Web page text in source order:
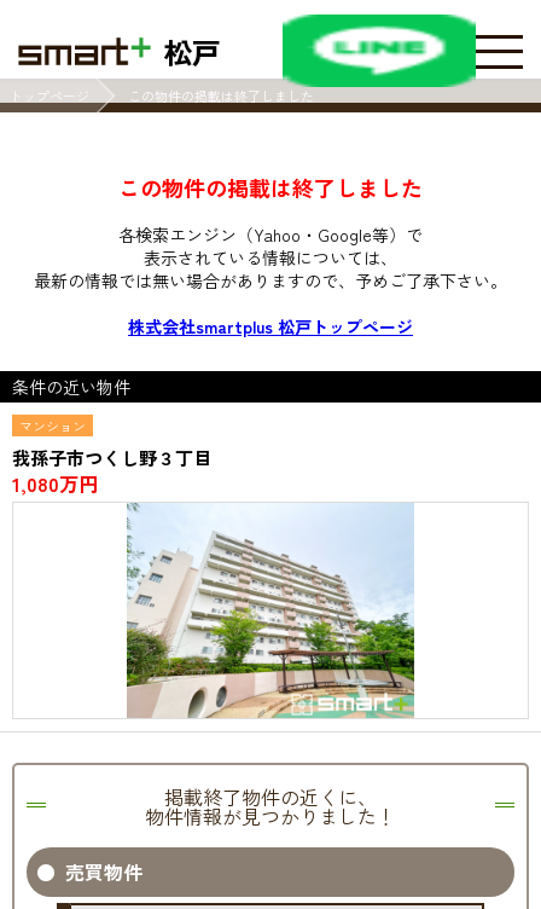
松戸
トップページ この物件の掲載は終了しました
この物件の掲載は終了しました
各検索エンジン（Yahoo・Google等）で
表示されている情報については、
最新の情報では無い場合がありますので、 予めご了承下さい。
株式会社smartplus 松戸トップページ
条件の近い物件
マンション
我孫子市つくし野３丁目
1,080万円
掲載終了物件の近くに、
物件情報が見つかりました！
売買物件